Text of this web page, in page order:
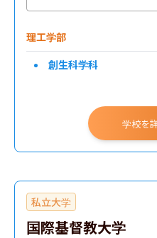
理工学部
創生科学科
学校を
私立大学
国際基督教大学